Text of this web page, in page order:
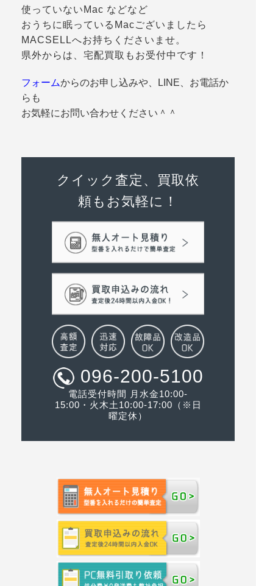
使っていないMac などなど
おうちに眠っているMacございましたら
MACSELLへお持ちくださいませ。
県外からは、宅配買取もお受付中です！
フォームからのお申し込みや、LINE、お電話か
らも
お気軽にお問い合わせください＾＾
クイック査定、買取依
頼もお気軽に！
096-200-5100
電話受付時間 月水金10:00-
15:00・火木土10:00-17:00（※日
曜定休）